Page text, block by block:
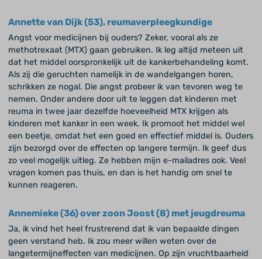
Annette van Dijk (53), reumaverpleegkundige
Angst voor medicijnen bij ouders? Zeker, vooral als ze
methotrexaat (MTX) gaan gebruiken. Ik leg altijd meteen uit
dat het middel oorspronkelijk uit de kankerbehandeling komt.
Als zij die geruchten namelijk in de wandelgangen horen,
schrikken ze nogal. Die angst probeer ik van tevoren weg te
nemen. Onder andere door uit te leggen dat kinderen met
reuma in twee jaar dezelfde hoeveelheid MTX krijgen als
kinderen met kanker in een week. Ik promoot het middel wel
een beetje, omdat het een goed en effectief middel is. Ouders
zijn bezorgd over de effecten op langere termijn. Ik geef dus
zo veel mogelijk uitleg. Ze hebben mijn e-mailadres ook. Veel
vragen komen pas thuis, en dan is het handig om snel te
kunnen reageren.
Annemieke (36) over zoon Joost (8) met jeugdreuma
Ja, ik vind het heel frustrerend dat ik van bepaalde dingen
geen verstand heb. Ik zou meer willen weten over de
langetermijneffecten van medicijnen. Op zijn vruchtbaarheid